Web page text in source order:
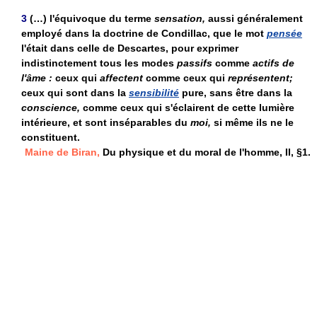
3 (…) l'équivoque du terme sensation, aussi généralement
employé dans la doctrine de Condillac, que le mot pensée
l'était dans celle de Descartes, pour exprimer
indistinctement tous les modes passifs comme actifs de
l'âme : ceux qui affectent comme ceux qui représentent;
ceux qui sont dans la sensibilité pure, sans être dans la
conscience, comme ceux qui s'éclairent de cette lumière
intérieure, et sont inséparables du moi, si même ils ne le
constituent.
Maine de Biran, Du physique et du moral de l'homme, II, §1.